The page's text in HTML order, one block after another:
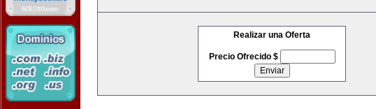
Realizar una Oferta
Precio Ofrecido $